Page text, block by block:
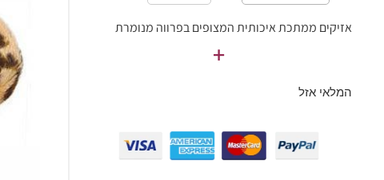
אזיקים ממתכת איכותית המצופים בפרווה מנומרת
+
המלאי אזל